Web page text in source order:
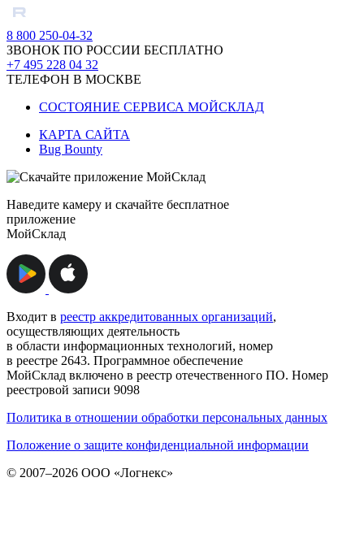
8 800 250-04-32
ЗВОНОК ПО РОССИИ БЕСПЛАТНО
+7 495 228 04 32
ТЕЛЕФОН В МОСКВЕ
СОСТОЯНИЕ СЕРВИСА МОЙСКЛАД
КАРТА САЙТА
Bug Bounty
Наведите камеру и скачайте бесплатное
приложение
МойСклад
Входит в реестр аккредитованных организаций,
осуществляющих деятельность
в области информационных технологий, номер
в реестре 2643. Программное обеспечение
МойСклад включено в реестр отечественного ПО. Номер
реестровой записи 9098
Политика в отношении обработки персональных данных
Положение о защите конфиденциальной информации
© 2007–2026 ООО «Логнекс»